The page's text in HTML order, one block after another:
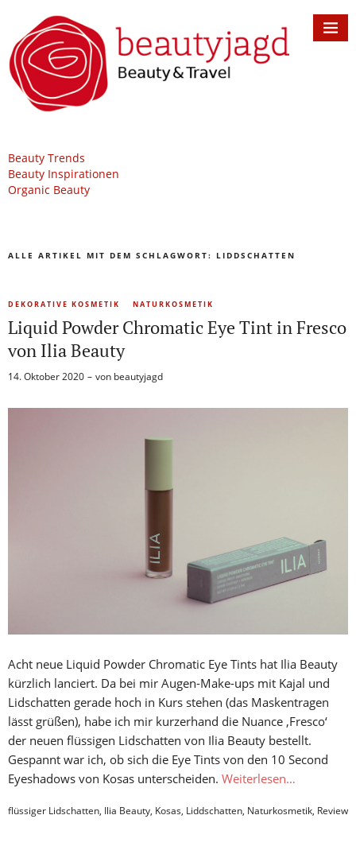
Beauty Trends
Beauty Inspirationen
Organic Beauty
ALLE ARTIKEL MIT DEM SCHLAGWORT: LIDDSCHATTEN
DEKORATIVE KOSMETIK NATURKOSMETIK
Liquid Powder Chromatic Eye Tint in Fresco
von Ilia Beauty
14. Oktober 2020 von beautyjagd
Acht neue Liquid Powder Chromatic Eye Tints hat Ilia Beauty
kürzlich lanciert. Da bei mir Augen-Make-ups mit Kajal und
Lidschatten gerade hoch in Kurs stehen (das Maskentragen
lässt grüßen), habe ich mir kurzerhand die Nuance ‚Fresco‘
der neuen flüssigen Lidschatten von Ilia Beauty bestellt.
Gespannt war ich, ob sich die Eye Tints von den 10 Second
Eyeshadows von Kosas unterscheiden. Weiterlesen…
flüssiger Lidschatten, Ilia Beauty, Kosas, Liddschatten, Naturkosmetik, Review